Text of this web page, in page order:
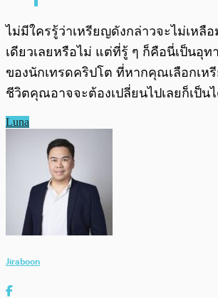
ไม่มีใครรู้ว่าเหรียญดังกล่าวจะไม่เหลื
เดียวเลยหรือไม่ แต่ที่รู้ ๆ ก็คือนี่เป็นอุ
ของนักเทรดคริปโต ที่หากคุณเลือกเห
ชีวิตคุณอาจจะต้องเปลี่ยนไปเลยก็เป็น
Luna
Jiraboon